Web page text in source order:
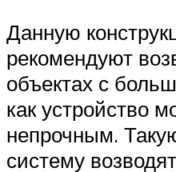
Данную
рекомендуют
объектах с
как устройство
непрочным.
систему